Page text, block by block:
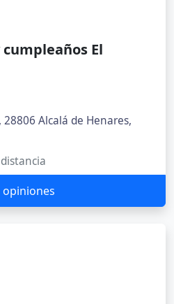
cumpleaños El
28806 Alcalá de Henares,
opiniones